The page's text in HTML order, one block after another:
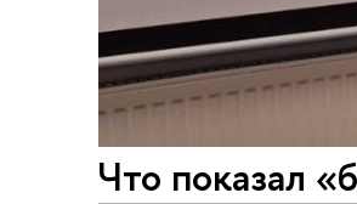
Что показал